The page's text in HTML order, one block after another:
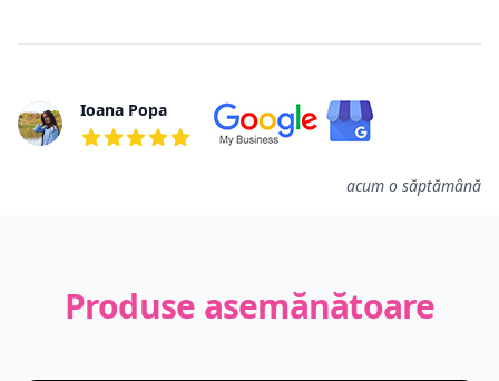
Ioana Popa
acum o săptămână
Produse asemănătoare